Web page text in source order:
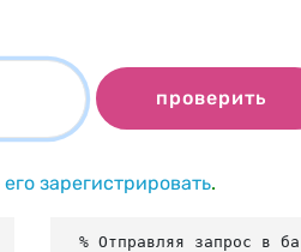
проверить
зарегистрировать.
% Отправляя запрос в